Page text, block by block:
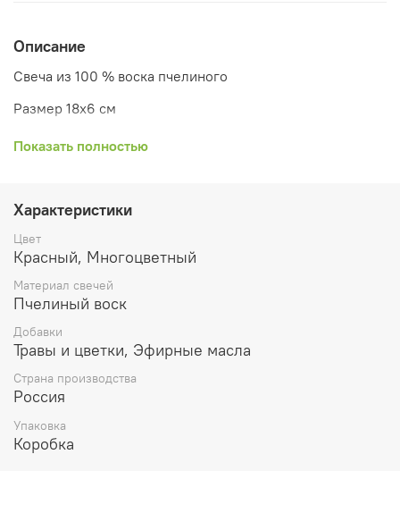
Описание
Свеча из 100 % воска пчелиного
Размер 18х6 см
Добавка; корица, имбирь, гвоздика
Свеча создана в полнолуние
Работает в любом ритуале на увеличение (прибыль,
любовный, удача)
Наши свечи для ритуалов изготовлены вручную
руками мастера. В них вложена сильная
Свечи мы делаем только из натурального
пчелиного воска. Добавляем сборы трав и
натуральных эфирных масел
Свечи изготовляются согласно лунному циклу.
Свечи для ритуалов упаковываются в
Показать полностью
Характеристики
Цвет
Красный, Многоцветный
Материал свечей
Пчелиный воск
Добавки
Травы и цветки, Эфирные масла
Страна производства
Россия
Упаковка
Коробка